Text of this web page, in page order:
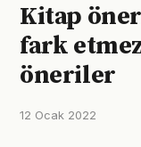
Kitap
fark
öneriler
12 Ocak 2022